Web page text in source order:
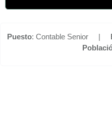
Puesto: Contable Senior |